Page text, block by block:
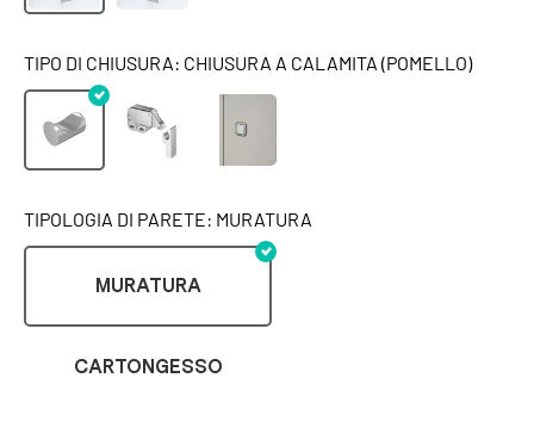
TIPO DI CHIUSURA: CHIUSURA A CALAMITA (POMELLO)
TIPOLOGIA DI PARETE: MURATURA
MURATURA
CARTONGESSO